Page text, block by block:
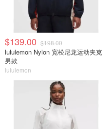
$139.00 $198.00
lululemon Nylon 宽松尼龙运动夹克
男款
lululemon